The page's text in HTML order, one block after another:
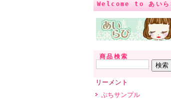
Welcome to あいら
商品検索
リーメント
ぷちサンプル